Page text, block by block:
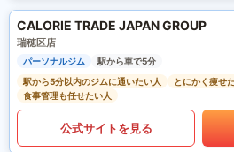
CALORIE TRADE JAPAN GROUP
瑞穂区店
パーソナルジム
駅から車で5分
駅から5分以内のジムに通いたい人
とにかく痩せ
食事管理も任せたい人
公式サイトを見る